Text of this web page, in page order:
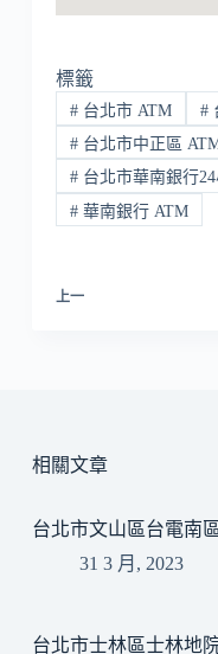
標籤
#台北市 ATM #
#台北市中正區
#台北市華南銀行
#華南銀行 ATM
上一
相關文章
台北市文山區台電南
31 3 月, 2023
台北市士林區士林地